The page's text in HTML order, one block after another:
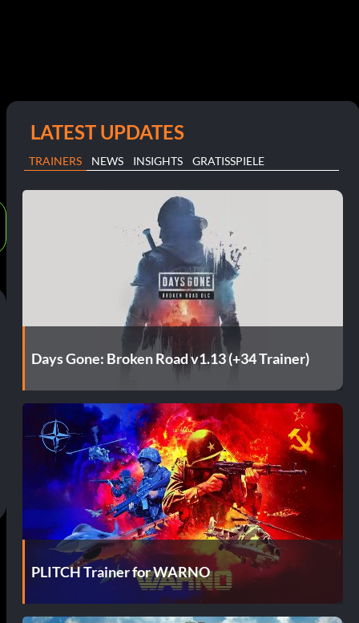
LATEST UPDATES
TRAINERS NEWS INSIGHTS GRATISSPIELE
Days Gone: Broken Road v1.13 (+34 Trainer)
PLITCH Trainer for WARNO